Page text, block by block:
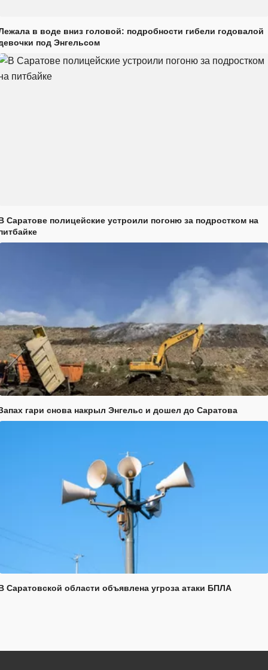
в воде вниз головой: подробности гибели годовалой
под Энгельсом
Саратове полицейские устроили погоню за подростком на
гари снова накрыл Энгельс и дошел до Саратова
Саратовской области объявлена угроза атаки БПЛА